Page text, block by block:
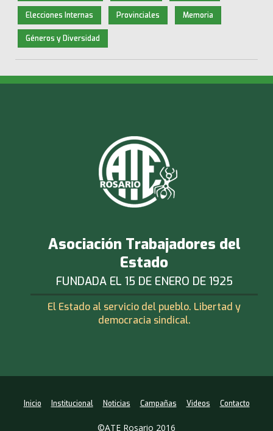
Elecciones Internas Provinciales Memoria
Géneros y Diversidad
Asociación Trabajadores del
Estado
FUNDADA EL 15 DE ENERO DE 1925
El Estado al servicio del pueblo. Libertad y
democracia sindical.
Inicio Institucional Noticias Campañas Videos Contacto
©ATE Rosario 2016